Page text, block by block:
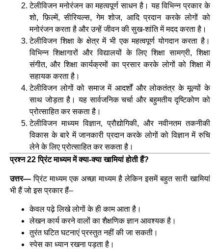
टेलीविजन मनोरंजन का महत्वपूर्ण साधन है। यह विभिन्न प्रकार के
शो, फ़िल्में, सीरियल्स, गेम शोज, आदि प्रदान करके लोगों को
मनोरंजन करता है और उन्हें जीवन की सुख-शांति में मदद करता है।
टेलीविजन शिक्षा के क्षेत्र में भी एक महत्वपूर्ण योगदान करता है।
विभिन्न शिक्षागारों और विद्यालयों के लिए शिक्षा सामग्री, शिक्षा
संगीत, और शिक्षा कार्यक्रमों का प्रसार करके लोगों को शिक्षा में
सहायक करता है।
टेलीविजन लोगों को समाज में आदर्शों और लोकतंत्र के मूल्यों के
साथ जोड़ता है। यह सार्वजनिक चर्चा और बहुमतीय दृष्टिकोण को
प्रोत्साहित कर सकता है।
टेलीविजन माध्यम विज्ञान, प्रौद्योगिकी, और नवीनतम तकनीकी
विकास के बारे में जानकारी प्रदान करके लोगों को विज्ञान में रुचि
लेने के लिए प्रोत्साहित कर सकता है।
प्रश्न 22 प्रिंट माध्यम में क्या-क्या खामियां होती हैं?
उत्तर— प्रिंट माध्यम एक अच्छा माध्यम है लेकिन इसमें बहुत सारी खामियां
भी हैं जो इस प्रकार हैं–
केवल पढ़े लिखे लोगों के ही काम आता है।
लेखन कार्य करने वालों का शैक्षणिक ज्ञान आवश्यक है।
तुरंत घटित घटनाएं प्रस्तुत नहीं की जा सकती।
स्पेस का ध्यान रखना पड़ता है।